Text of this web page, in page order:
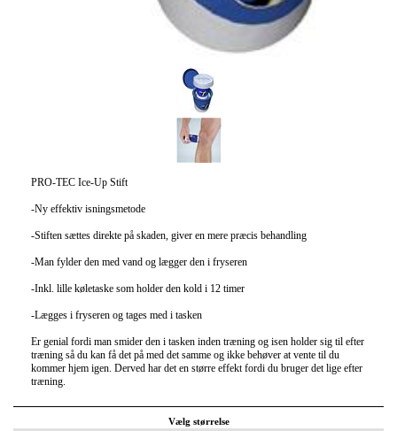
PRO-TEC Ice-Up Stift
-Ny effektiv isningsmetode
-Stiften sættes direkte på skaden, giver en mere præcis behandling
-Man fylder den med vand og lægger den i fryseren
-Inkl. lille køletaske som holder den kold i 12 timer
-Lægges i fryseren og tages med i tasken
Er genial fordi man smider den i tasken inden træning og isen holder sig til efter
træning så du kan få det på med det samme og ikke behøver at vente til du
kommer hjem igen. Derved har det en større effekt fordi du bruger det lige efter
træning.
Vælg størrelse